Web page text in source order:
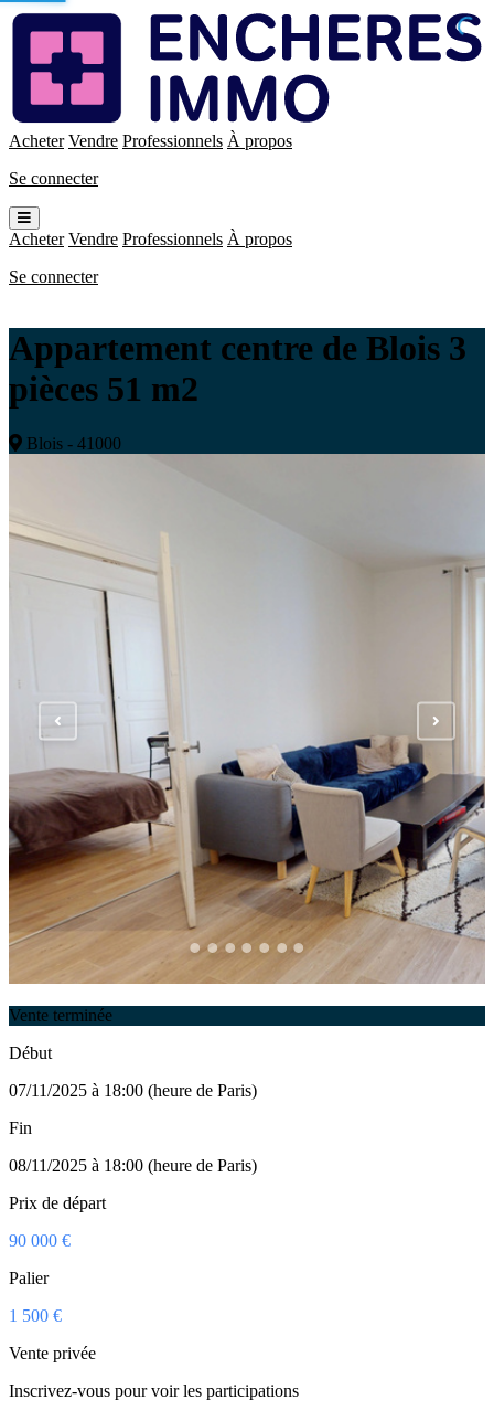
Enchères
Immo
Acheter Vendre Professionnels À propos
Se connecter
Ouvrir
le
menu
Acheter Vendre Professionnels À propos
Se connecter
Appartement centre de Blois 3
pièces 51 m2
Blois - 41000
Vente terminée
Début
07/11/2025 à 18:00 (heure de Paris)
Fin
08/11/2025 à 18:00 (heure de Paris)
Prix de départ
90 000 €
Palier
1 500 €
Vente privée
Inscrivez-vous pour voir les participations